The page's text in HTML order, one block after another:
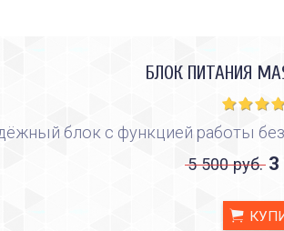
БЛОК ПИТАНИЯ
блок с функцией работы
5 500 руб. 3